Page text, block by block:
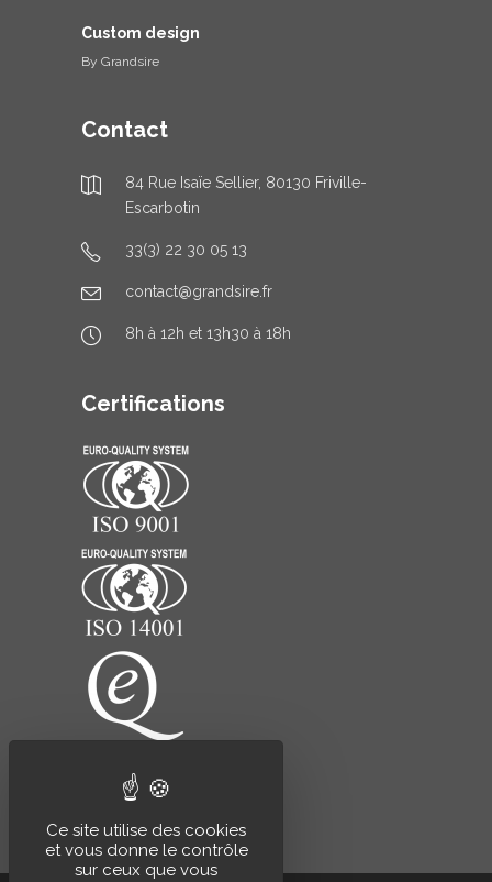
Ce site utilise des cookies
et vous donne le contrôle
sur ceux que vous
Custom design
By Grandsire
Contact
84 Rue Isaïe Sellier, 80130 Friville-
Escarbotin
33(3) 22 30 05 13
contact@grandsire.fr
8h à 12h et 13h30 à 18h
Certifications